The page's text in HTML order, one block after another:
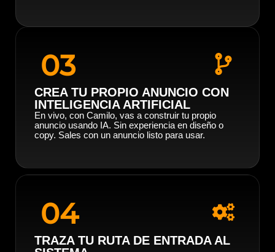
03
CREA TU PROPIO ANUNCIO CON
INTELIGENCIA ARTIFICIAL
En vivo, con Camilo, vas a construir tu propio
anuncio usando IA. Sin experiencia en diseño o
copy. Sales con un anuncio listo para usar.
04
TRAZA TU RUTA DE ENTRADA AL